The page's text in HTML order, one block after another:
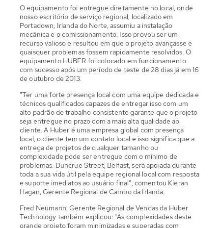
O equipamento foi entregue diretamente no local, onde
nosso escritório de serviço regional, localizado em
Portadown, Irlanda do Norte, assumiu a instalação
mecânica e o comissionamento. Isso provou ser um
recurso valioso e resultou em que o projeto avançasse e
quaisquer problemas fossem rapidamente resolvidos. O
equipamento HUBER foi colocado em funcionamento
com sucesso após um período de teste de 28 dias já em 16
de outubro de 2013.
"Ter uma forte presença local com uma equipe dedicada e
técnicos qualificados capazes de entregar isso com um
alto padrão de trabalho consistente garante que o projeto
seja entregue no prazo com a mais alta qualidade ao
cliente. A Huber é uma empresa global com presença
local, o cliente tem um contato local e isso significa que a
entrega de projetos de qualquer tamanho ou
complexidade pode ser entregue com o mínimo de
problemas. Duncrue Street, Belfast, será apoiada durante
toda a sua vida útil pela equipe regional local com resposta
e suporte imediatos ao usuário final", comentou Kieran
Hagan, Gerente Regional de Campo da Irlanda.
Fred Neumann, Gerente Regional de Vendas da Huber
Technology também explicou: "As complexidades deste
grande projeto foram minimizadas e superadas com